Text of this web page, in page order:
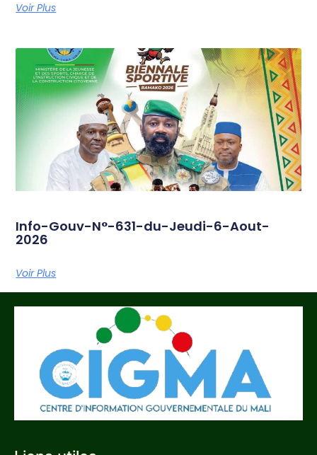
Voir Plus
Info-Gouv-N°-631-du-Jeudi-6-Aout-
2026
Voir Plus